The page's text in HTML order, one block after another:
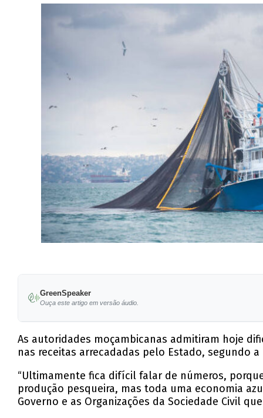
GreenSpeaker
Ouça este artigo em versão áudio.
As autoridades moçambicanas admitiram hoje
nas receitas arrecadadas pelo Estado, segundo
“Ultimamente fica difícil falar de números,
produção pesqueira, mas toda uma economia
Governo e as Organizações da Sociedade Civil